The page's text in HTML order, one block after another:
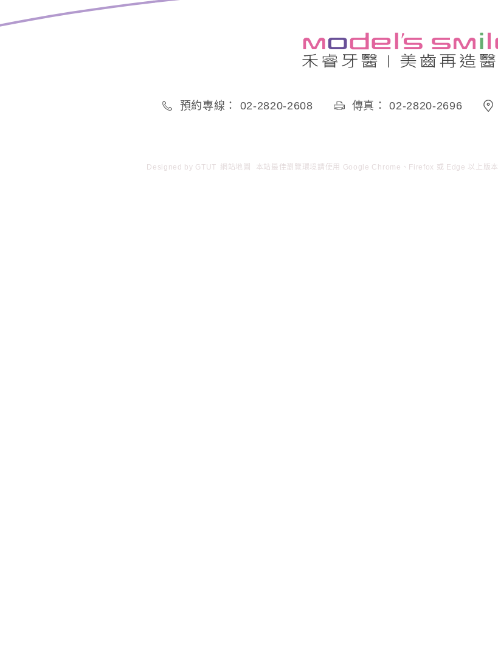
預約專線： 02-2820-2608 傳真： 02-2820-2696
Designed by GTUT 網站地圖 本站最佳瀏覽環境請使用 Google Chrome、Firefox 或 Edge 以上版本